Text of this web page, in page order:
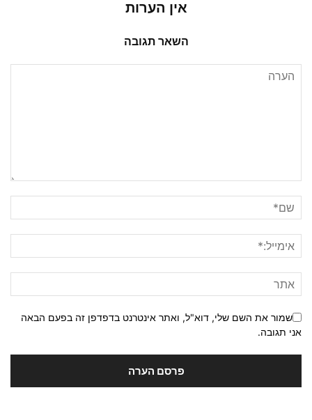
אין הערות
השאר תגובה
שמור את השם שלי, דוא"ל, ואתר אינטרנט בדפדפן זה בפעם הבאה
אני תגובה.